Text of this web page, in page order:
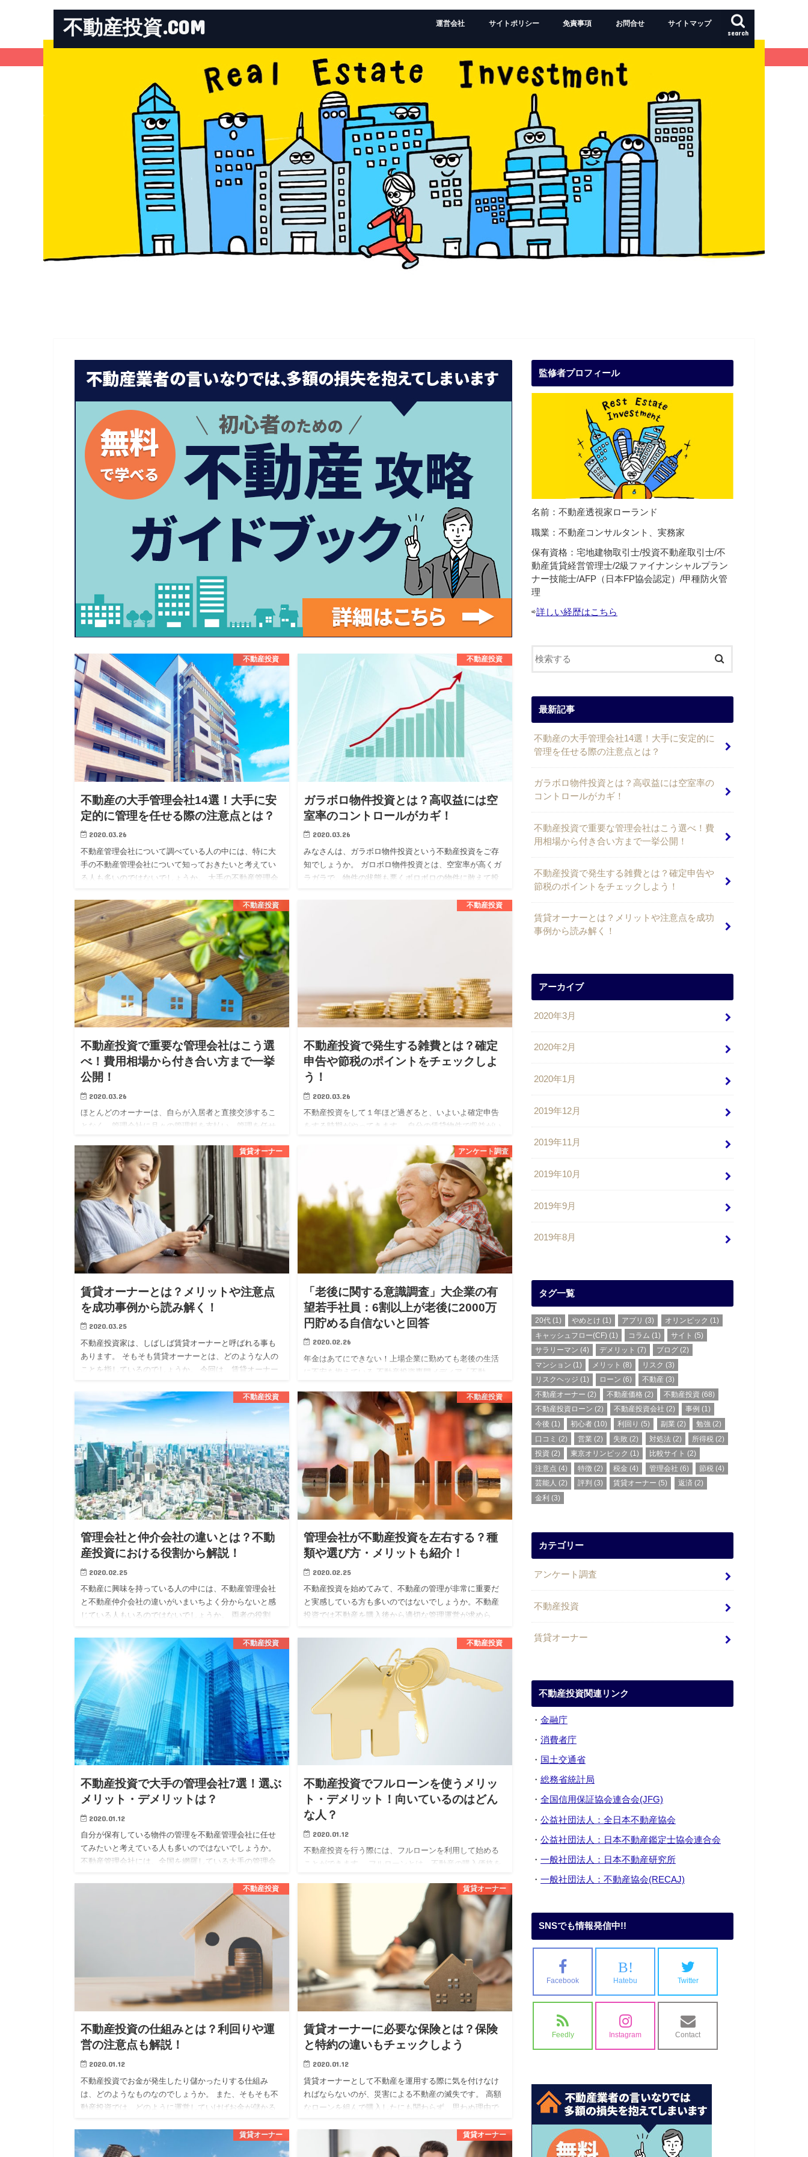
不動産投資.COM search
運営会社 サイトポリシー 免責事項 お問合せ サイトマップ
不動産投資
不動産の大手管理会社14選！大手に安
定的に管理を任せる際の注意点とは？
2020.03.26
不動産管理会社について調べている人の中には、特に大
手の不動産管理会社について知っておきたいと考えてい
る人も多いのではないでしょうか。 大手の不動産管理会
ービスを期待する事…
不動産投資
ガラボロ物件投資とは？高収益には空
室率のコントロールがカギ！
2020.03.26
みなさんは、ガラボロ物件投資という不動産投資をご存
知でしょうか。 ガロボロ物件投資とは、空室率が高くガ
ラガラで、物件の状態も悪くボロボロの物件に敢えて投
不動産投資
不動産投資で重要な管理会社はこう選
べ！費用相場から付き合い方まで一挙
公開！
2020.03.26
ほとんどのオーナーは、自らが入居者と直接交渉するこ
となく、管理会社に月々の管理料を支払い、管理を任せ
とで専門家に任せられる安心感が得られ、賃貸経営にか
かる勉強や労力を軽…
不動産投資
不動産投資で発生する雑費とは？確定
申告や節税のポイントをチェックしよ
う！
2020.03.26
不動産投資をして１年ほど過ぎると、いよいよ確定申告
をする時期がやってきます。 自分の賃貸物件で収益がい
か、初めての場合は特に分からないこともあるかと思い
賃貸オーナー
賃貸オーナーとは？メリットや注意点
を成功事例から読み解く！
2020.03.25
不動産投資家は、しばしば賃貸オーナーと呼ばれる事も
あります。 そもそも賃貸オーナーとは、どのような人の
ことを指しているのでしょうか。 今回は、賃貸オーナー
ます。 賃貸オー…
アンケート調査
「老後に関する意識調査」大企業の有
望若手社員：6割以上が老後に2000万
円貯める自信ないと回答
2020.02.26
年金はあてにできない！上場企業に勤めても老後の生活
に不安を抱えている 不動産投資専門メディア「不動
藤 剛、本社：東京都渋谷区）は、上場企業勤続3年目以
上の20代男…
不動産投資
管理会社と仲介会社の違いとは？不動
産投資における役割から解説！
2020.02.25
不動産に興味を持っている人の中には、不動産管理会社
と不動産仲介会社の違いがいまいちよく分からないと感
じている人もいるのではないでしょうか。 両者の役割
す。 今回は、そんな不…
不動産投資
管理会社が不動産投資を左右する？種
類や選び方・メリットも紹介！
2020.02.25
不動産投資を始めてみて、不動産の管理が非常に重要だ
と実感している方も多いのではないでしょうか。不動産
投資では不動産を購入後から適切な管理運営が求めら
不動産投資
不動産投資で大手の管理会社7選！選ぶ
メリット・デメリットは？
2020.01.12
自分が保有している物件の管理を不動産管理会社に任せ
てみたいと考えている人も多いのではないでしょうか。
不動産管理会社には、全国を網羅している大手の管理会
不動産投資
不動産投資でフルローンを使うメリッ
ト・デメリット！向いているのはどん
な人？
2020.01.12
不動産投資を行う際には、フルローンを利用して始める
ことができます。 フルローンとは、不動産の購入価格を
ものです。 不動産投資を始めたい人の中には、フルロー
不動産投資
不動産投資の仕組みとは？利回りや運
営の注意点も解説！
2020.01.12
不動産投資でお金が発生したり儲かったりする仕組み
は、どのようなものなのでしょうか。 また、そもそも不
動産投資では、どのように運営していけばお金が儲かる
賃貸オーナー
賃貸オーナーに必要な保険とは？保険
と特約の違いもチェックしよう
2020.01.12
賃貸オーナーとして不動産を運用する際に気を付けなけ
ればならないのが、災害による不動産の滅失です。 高額
なローンを組んで購入したにも関わらず、思わぬ理由で
賃貸オーナー 賃貸オーナー
監修者プロフィール
名前：不動産透視家ローランド
職業：不動産コンサルタント、実務家
保有資格：宅地建物取引士/投資不動産取引士/不
動産賃貸経営管理士/2級ファイナンシャルプラン
ナー技能士/AFP（日本FP協会認定）/甲種防火管
理
⇨詳しい経歴はこちら
最新記事
不動産の大手管理会社14選！大手に安定的に
管理を任せる際の注意点とは？
ガラボロ物件投資とは？高収益には空室率の
コントロールがカギ！
不動産投資で重要な管理会社はこう選べ！費
用相場から付き合い方まで一挙公開！
不動産投資で発生する雑費とは？確定申告や
節税のポイントをチェックしよう！
賃貸オーナーとは？メリットや注意点を成功
事例から読み解く！
アーカイブ
2020年3月
2020年2月
2020年1月
2019年12月
2019年11月
2019年10月
2019年9月
2019年8月
タグ一覧
20代 (1) やめとけ (1) アプリ (3) オリンピック (1)
キャッシュフロー(CF) (1) コラム (1) サイト (5)
サラリーマン (4) デメリット (7) ブログ (2)
マンション (1) メリット (8) リスク (3)
リスクヘッジ (1) ローン (6) 不動産 (3)
不動産オーナー (2) 不動産価格 (2) 不動産投資 (68)
不動産投資ローン (2) 不動産投資会社 (2) 事例 (1)
今後 (1) 初心者 (10) 利回り (5) 副業 (2) 勉強 (2)
口コミ (2) 営業 (2) 失敗 (2) 対処法 (2) 所得税 (2)
投資 (2) 東京オリンピック (1) 比較サイト (2)
注意点 (4) 特徴 (2) 税金 (4) 管理会社 (6) 節税 (4)
芸能人 (2) 評判 (3) 賃貸オーナー (5) 返済 (2)
金利 (3)
カテゴリー
アンケート調査
不動産投資
賃貸オーナー
不動産投資関連リンク
・ 金融庁
・ 消費者庁
・ 国土交通省
・ 総務省統計局
・ 全国信用保証協会連合会(JFG)
・ 公益社団法人：全日本不動産協会
・ 公益社団法人：日本不動産鑑定士協会連合会
・ 一般社団法人：日本不動産研究所
・ 一般社団法人：不動産協会(RECAJ)
SNSでも情報発信中!!
Facebook
B!
Hatebu Twitter
Feedly Instagram Contact